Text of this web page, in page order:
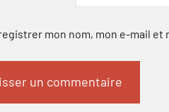
mon nom, mon e-mail et